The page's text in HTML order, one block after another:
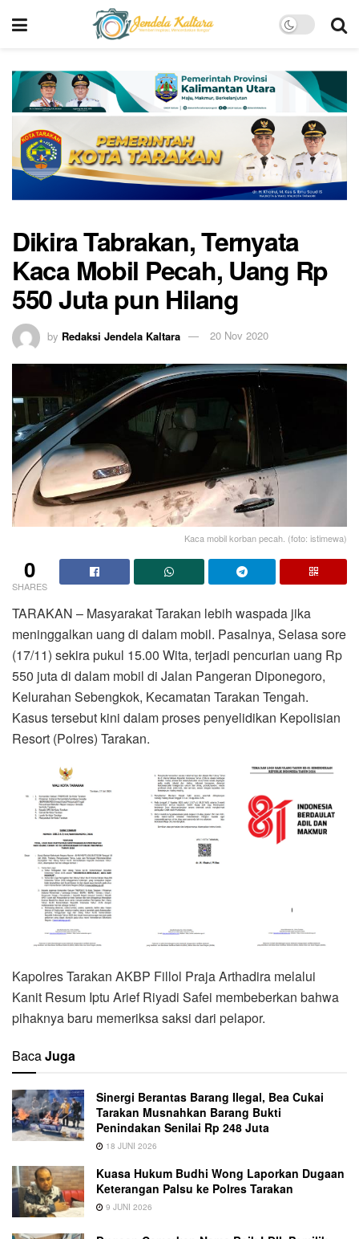
Dikira Tabrakan, Ternyata
Kaca Mobil Pecah, Uang Rp
550 Juta pun Hilang
by Redaksi Jendela Kaltara 20 Nov 2020
Kaca mobil korban pecah. (foto: istimewa)
0
SHARES
TARAKAN – Masyarakat Tarakan lebih waspada jika
meninggalkan uang di dalam mobil. Pasalnya, Selasa sore
(17/11) sekira pukul 15.00 Wita, terjadi pencurian uang Rp
550 juta di dalam mobil di Jalan Pangeran Diponegoro,
Kelurahan Sebengkok, Kecamatan Tarakan Tengah.
Kasus tersebut kini dalam proses penyelidikan Kepolisian
Resort (Polres) Tarakan.
Kapolres Tarakan AKBP Fillol Praja Arthadira melalui
Kanit Resum Iptu Arief Riyadi Safei membeberkan bahwa
pihaknya baru memeriksa saksi dari pelapor.
BacaJuga
Sinergi Berantas Barang Ilegal, Bea Cukai
Tarakan Musnahkan Barang Bukti
Penindakan Senilai Rp 248 Juta
18 JUNI 2026
Kuasa Hukum Budhi Wong Laporkan Dugaan
Keterangan Palsu ke Polres Tarakan
9 JUNI 2026